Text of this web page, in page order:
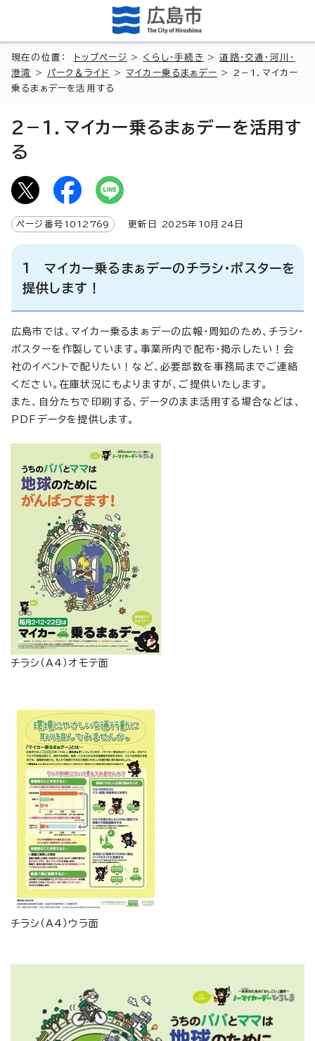
現在の位置： トップページ > くらし・手続き >道路・交通・河川・
港湾
> パーク＆ライド >マイカー乗るまぁデー > 2－1．マイカー
乗るまぁデーを活用する
2－1．マイカー乗るまぁデーを活用す
る
ページ番号 1012769 更新日 2025年 10月 24 日
1 マイカー乗るまぁデーのチラシ・ポスターを
提供します！
広島市では、マイカー乗るまぁデーの広報・周知のため、チラシ・
ポスターを作製しています。事業所内で配布・掲示したい！会
社のイベントで配りたい！など、必要部数を事務局までご連絡
ください。在庫状況にもよりますが、ご提供いたします。
また、自分たちで印刷する、データのまま活用する場合などは、
PDFデータを提供します。
チラシ（A4）オモテ面
チラシ（A4）ウラ面